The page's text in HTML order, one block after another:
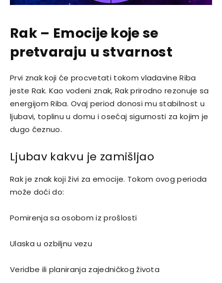
Rak – Emocije koje se
pretvaraju u stvarnost
Prvi znak koji će procvetati tokom vladavine Riba
jeste Rak. Kao vodeni znak, Rak prirodno rezonuje sa
energijom Riba. Ovaj period donosi mu stabilnost u
ljubavi, toplinu u domu i osećaj sigurnosti za kojim je
dugo čeznuo.
Ljubav kakvu je zamišljao
Rak je znak koji živi za emocije. Tokom ovog perioda
može doći do:
Pomirenja sa osobom iz prošlosti
Ulaska u ozbiljnu vezu
Veridbe ili planiranja zajedničkog života